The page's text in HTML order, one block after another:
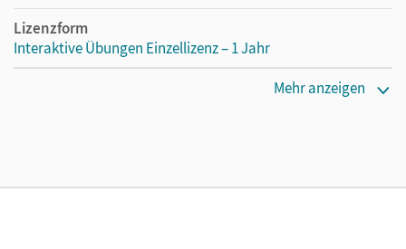
Lizenzform
Interaktive Übungen Einzellizenz – 1 Jahr
einer Laufzeit von einem Jahr
Mehr anzeigen